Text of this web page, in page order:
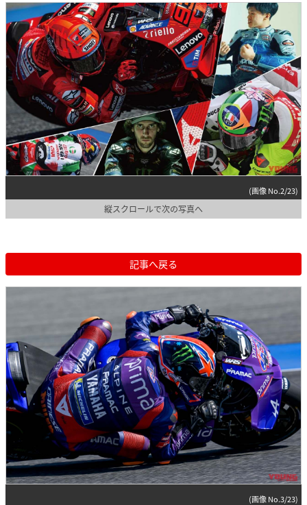
(画像 No.2/23)
縦スクロールで次の写真へ
記事へ戻る
(画像 No.3/23)